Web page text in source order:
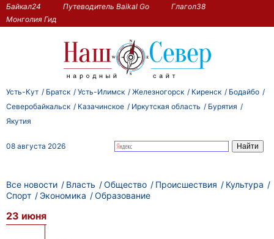
Байкал24 Путеводитель Baikal Go
Глагол38
Монголия Гид
Усть-Кут Братск Усть-Илимск Железногорск Киренск
Бодайбо
Северобайкальск
Казачинское Иркутская область
Бурятия
Якутия
08 августа 2026
Все новости Власть Общество Происшествия
Культура
Спорт
Экономика Образование
23 июня